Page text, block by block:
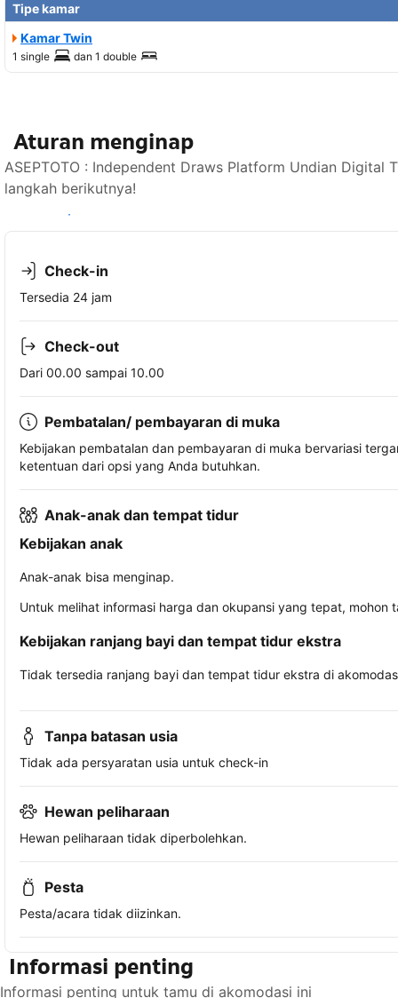
Tipe kamar
Kamar Twin
1 single dan 1 double
Aturan menginap
ASEPTOTO : Independent Draws Platform Undian Digital
langkah berikutnya!
Lihat ketersediaan
Check-in
Tersedia 24 jam
Check-out
Dari 00.00 sampai 10.00
Pembatalan/ pembayaran di muka
Kebijakan pembatalan dan pembayaran di muka bervariasi
ketentuan dari opsi yang Anda butuhkan.
Anak-anak dan tempat tidur
Kebijakan anak
Anak-anak bisa menginap.
Untuk melihat informasi harga dan okupansi yang tepat,
Kebijakan ranjang bayi dan tempat tidur ekstra
Tidak tersedia ranjang bayi dan tempat tidur ekstra di
Tanpa batasan usia
Tidak ada persyaratan usia untuk check-in
Hewan peliharaan
Hewan peliharaan tidak diperbolehkan.
Pesta
Pesta/acara tidak diizinkan.
Informasi penting
Informasi penting untuk tamu di akomodasi ini